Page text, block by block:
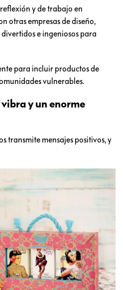
y de trabajo en
otras empresas de diseño,
e ingeniosos para
para incluir productos de
vulnerables.
y un enorme
transmite mensajes positivos, y